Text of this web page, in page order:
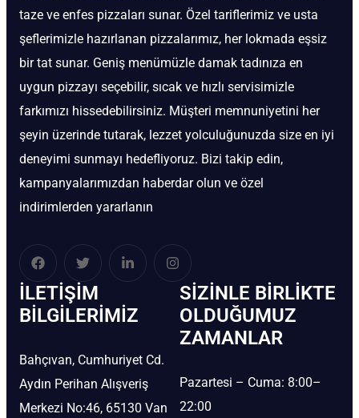
taze ve enfes pizzaları sunar. Özel tariflerimiz ve usta
şeflerimizle hazırlanan pizzalarımız, her lokmada eşsiz
bir tat sunar. Geniş menümüzle damak tadınıza en
uygun pizzayı seçebilir, sıcak ve hızlı servisimizle
farkımızı hissedebilirsiniz. Müşteri memnuniyetini her
şeyin üzerinde tutarak, lezzet yolculuğunuzda size en iyi
deneyimi sunmayı hedefliyoruz. Bizi takip edin,
kampanyalarımızdan haberdar olun ve özel
indirimlerden yararlanın
İLETIŞIM
BİLGILERIMIZ
Bahçıvan, Cumhuriyet Cd.
Aydın Perihan Alışveriş
Merkezi No:46, 65130 Van
SIZINLE BIRLIKTE
OLDUĞUMUZ
ZAMANLAR
Pazartesi – Cuma: 8:00–
22:00